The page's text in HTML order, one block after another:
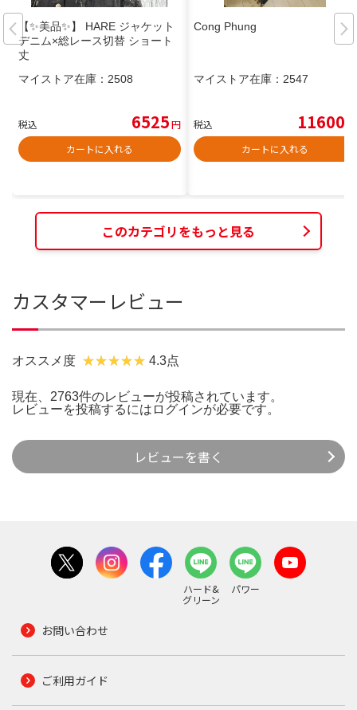
【✨美品✨】 HARE ジャケット
デニム×総レース切替 ショート
丈
マイストア在庫： 2508
税込 6525円
カートに入れる
Cong Phung
マイストア在庫： 2547
税込 11600
カートに入れる
このカテゴリをもっと見る
カスタマーレビュー
オススメ度 4.3点
現在、2763件のレビューが投稿されています。
レビューを投稿するには ログインが必要です。
レビューを書く
ハード&
グリーン
パワー
お問い合わせ
ご利用ガイド